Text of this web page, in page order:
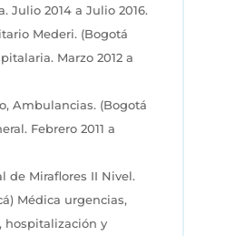
Julio 2014 a Julio 2016.
Mederi. (Bogotá
Marzo 2012 a
Ambulancias. (Bogotá
Febrero 2011 a
de Miraflores II Nivel.
Médica urgencias,
hospitalización y